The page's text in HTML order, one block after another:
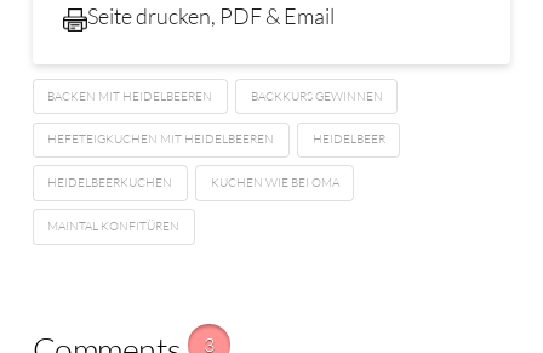
Seite drucken, PDF & Email
BACKEN MIT HEIDELBEEREN BACKKURS GEWINNEN
HEFETEIGKUCHEN MIT HEIDELBEEREN HEIDELBEER
HEIDELBEERKUCHEN KUCHEN WIE BEI OMA
MAINTAL KONFITÜREN
3